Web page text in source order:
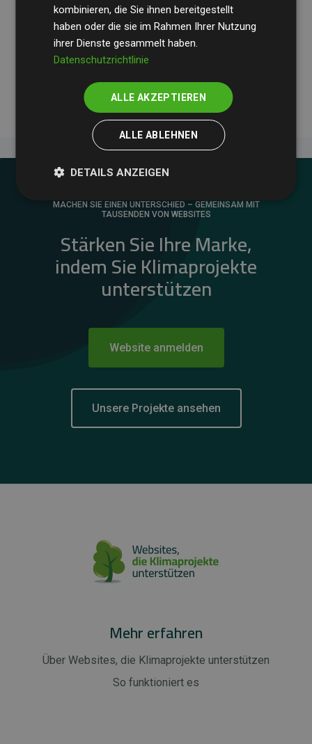
Ihre Prüfungen belegen, dass unsere Investitionen in
Klimaschutzprojekte im Durchschnitt200 % der
geschätzten CO₂-Emissionender teilnehmenden
Websites kompensieren – ein klarer Nachweis für die
messbare Klimawirkung unseres Ansatzes.
MACHEN SIE EINEN UNTERSCHIED – GEMEINSAM MIT
TAUSENDEN VON WEBSITES
Stärken Sie Ihre Marke,
indem Sie Klimaprojekte
unterstützen
Website anmelden
Unsere Projekte ansehen
Mehr erfahren
Über Websites, die Klimaprojekte unterstützen
So funktioniert es
kombinieren, die Sie ihnen bereitgestellt
haben oder die sie im Rahmen Ihrer Nutzung
ihrer Dienste gesammelt haben.
Datenschutzrichtlinie
ALLE AKZEPTIEREN
ALLE ABLEHNEN
DETAILS ANZEIGEN